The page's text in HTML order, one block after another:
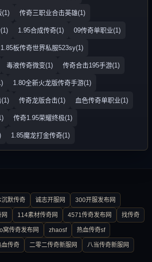
(1) 传奇三职业合击英雄(1)
1.95合成传奇(1) 09传奇单职业(1)
1.85板传奇世界私服523sy(1)
毒液传奇微变(1) 传奇合击195手游(1)
1.80全新火龙版传奇手游(1)
传奇龙版合击(1) 血色传奇单职业(1)
传奇1.95荣耀终极(1)
1.85魔龙打金传奇(1)
沉默传奇 诚志开服网 300开服发布网
114素材传奇网 4571传奇发布网 找传奇
窝传奇发布网 zhaosf 热血传奇sf
血传奇 二零二传奇新服网 八当传奇新服网